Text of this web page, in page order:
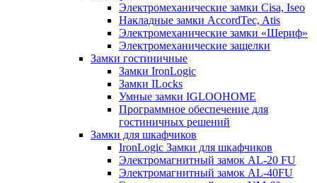
Электромеханические замки Cisa, Iseo
Накладные замки AccordTec, Atis
Электромеханические замки «Шериф»
Электромеханические защелки
Замки гостиничные
Замки IronLogic
Замки ILocks
Умные замки IGLOOHOME
Программное обеспечение для
гостиничных решений
Замки для шкафчиков
IronLogic Замки для шкафчиков
Электромагнитный замок AL-20 FU
Электромагнитный замок AL-40FU